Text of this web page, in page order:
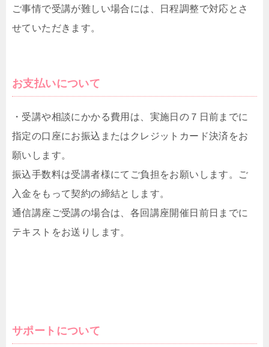
ご事情で受講が難しい場合には、日程調整で対応とさ
せていただきます。
お支払いについて
・受講や相談にかかる費用は、実施日の７日前までに
指定の口座にお振込またはクレジットカード決済をお
願いします。
振込手数料は受講者様にてご負担をお願いします。ご
入金をもって契約の締結とします。
通信講座ご受講の場合は、各回講座開催日前日までに
テキストをお送りします。
サポートについて